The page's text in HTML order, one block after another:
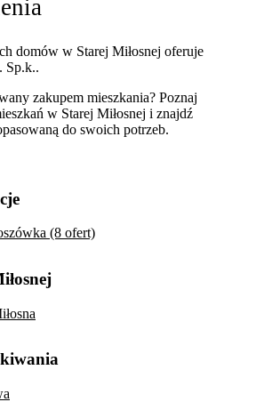
domów w Starej Miłosnej oferuje
Sp.k..
zakupem mieszkania? Poznaj
w Starej Miłosnej i znajdź
do swoich potrzeb.
(8 ofert)